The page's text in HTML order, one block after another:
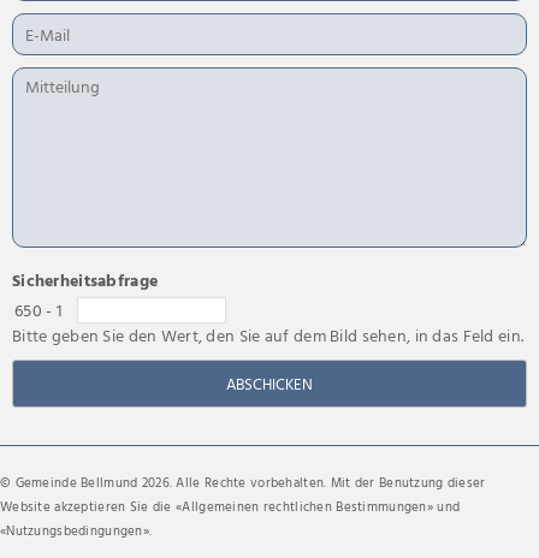
Sicherheitsabfrage
650 - 1
Bitte geben Sie den Wert, den Sie auf dem Bild sehen, in das Feld ein.
ABSCHICKEN
© Gemeinde Bellmund 2026. Alle Rechte vorbehalten. Mit der Benutzung dieser
Website akzeptieren Sie die «Allgemeinen rechtlichen Bestimmungen» und
«Nutzungsbedingungen».